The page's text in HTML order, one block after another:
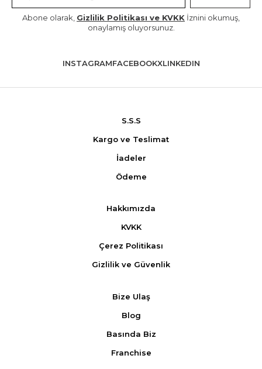
Abone olarak, Gizlilik Politikası ve KVKK İznini okumuş,
onaylamış oluyorsunuz.
INSTAGRAMFACEBOOKXLINKEDIN
S.S.S
Kargo ve Teslimat
İadeler
Ödeme
Hakkımızda
KVKK
Çerez Politikası
Gizlilik ve Güvenlik
Bize Ulaş
Blog
Basında Biz
Franchise